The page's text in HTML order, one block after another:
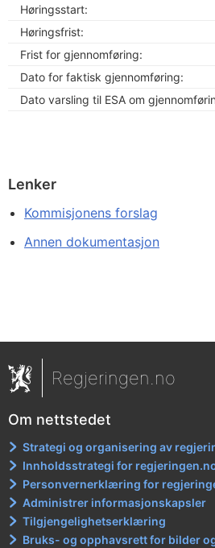
Høringsstart:
Høringsfrist:
Frist for gjennomføring:
Dato for faktisk gjennomføring:
Dato varsling til ESA om
Lenker
Kommisjonens forslag
Annen dokumentasjon
Regjeringen.no
Om nettstedet
Strategi og organisering av
Innholdsstrategi for
Personvernerklæring for
Administrer informasjonskapsler
Tilgjengelighetserklæring
Bruks- og opphavsrett for bilder